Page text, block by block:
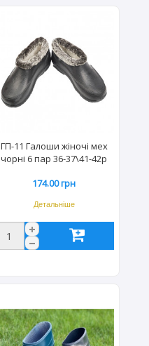
ГП-11 Галоши жіночі мех
чорні 6 пар 36-37\41-42р
174.00 грн
Детальніше